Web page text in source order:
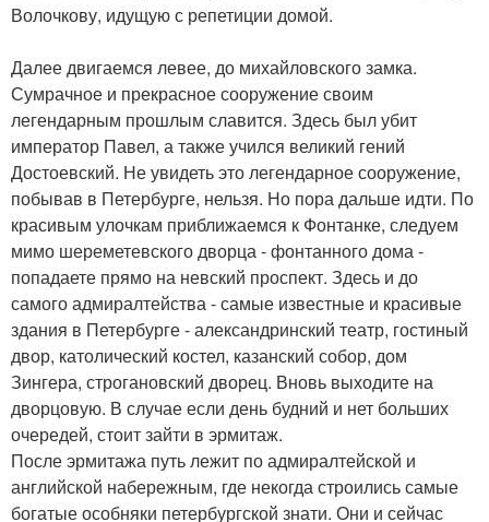
Волочкову, идущую с репетиции домой.
Далее двигаемся левее, до михайловского замка.
Сумрачное и прекрасное сооружение своим
легендарным прошлым славится. Здесь был убит
император Павел, а также учился великий гений
Достоевский. Не увидеть это легендарное сооружение,
побывав в Петербурге, нельзя. Но пора дальше идти. По
красивым улочкам приближаемся к Фонтанке, следуем
мимо шереметевского дворца - фонтанного дома -
попадаете прямо на невский проспект. Здесь и до
самого адмиралтейства - самые известные и красивые
здания в Петербурге - александринский театр, гостиный
двор, католический костел, казанский собор, дом
Зингера, строгановский дворец. Вновь выходите на
дворцовую. В случае если день будний и нет больших
очередей, стоит зайти в эрмитаж.
После эрмитажа путь лежит по адмиралтейской и
английской набережным, где некогда строились самые
богатые особняки петербургской знати. Они и сейчас